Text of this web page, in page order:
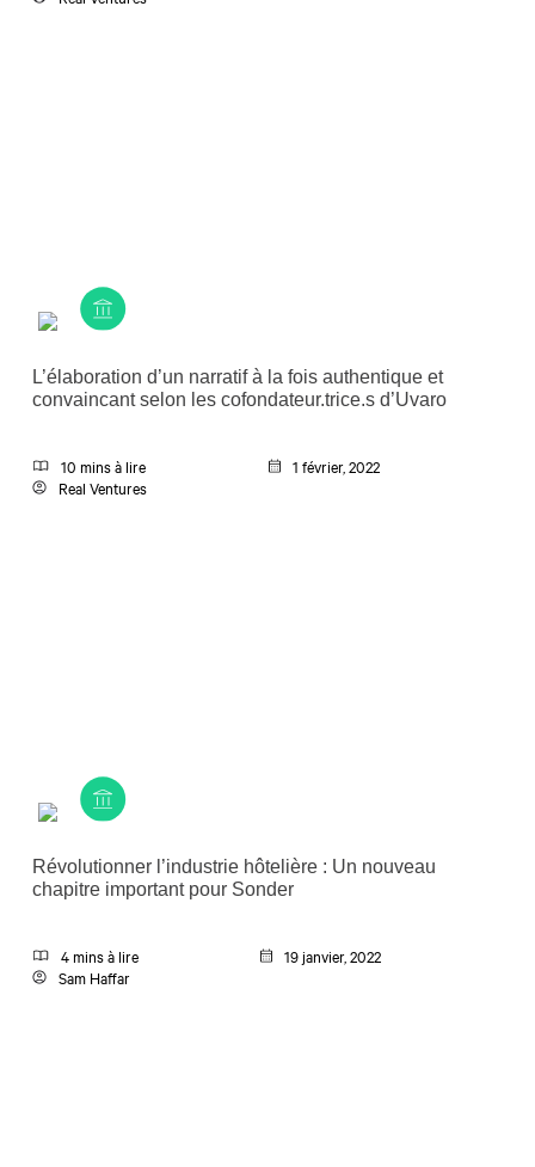
L’élaboration d’un narratif à la fois authentique et
convaincant selon les cofondateur.trice.s d’Uvaro
10 mins à lire
1 février, 2022
Real Ventures
Révolutionner l’industrie hôtelière : Un nouveau
chapitre important pour Sonder
4 mins à lire
19 janvier, 2022
Sam Haffar